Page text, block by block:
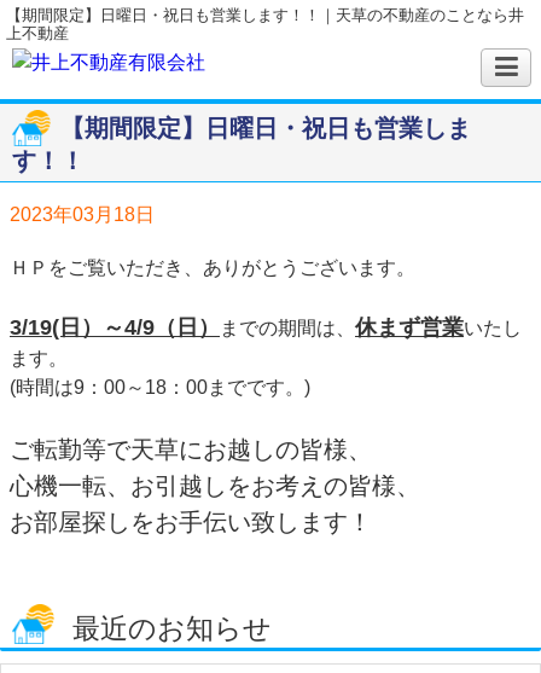
【期間限定】日曜日・祝日も営業します！！｜天草の不動産のことなら井
上不動産
【期間限定】日曜日・祝日も営業しま
す！！
2023年03月18日
ＨＰをご覧いただき、ありがとうございます。
3/19(日）～4/9（日） までの期間は、 休まず営業いたし
ます。
(時間は9：00～18：00までです。)
ご転勤等で天草にお越しの皆様、
心機一転、お引越しをお考えの皆様、
お部屋探しをお手伝い致します！
最近のお知らせ